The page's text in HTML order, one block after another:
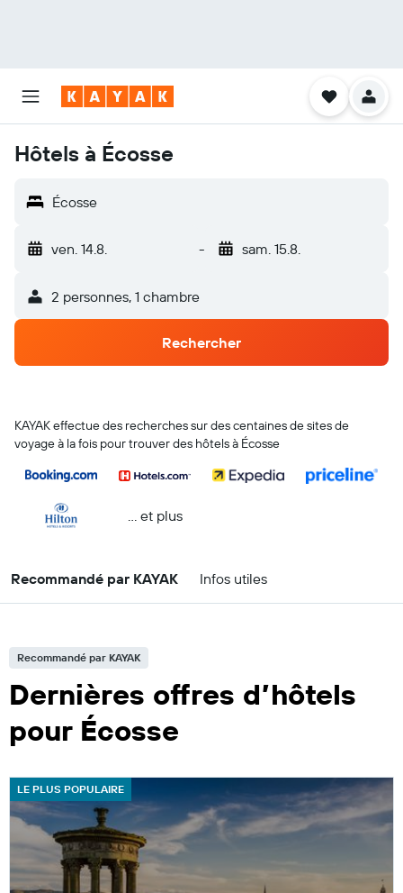
Hôtels à Écosse
Écosse
ven. 14.8. - sam. 15.8.
2 personnes, 1 chambre
Rechercher
KAYAK effectue des recherches sur des centaines de sites de
voyage à la fois pour trouver des hôtels à Écosse
… et plus
Recommandé par KAYAK Infos utiles
Recommandé par KAYAK
Dernières offres d’hôtels
pour Écosse
LE PLUS POPULAIRE